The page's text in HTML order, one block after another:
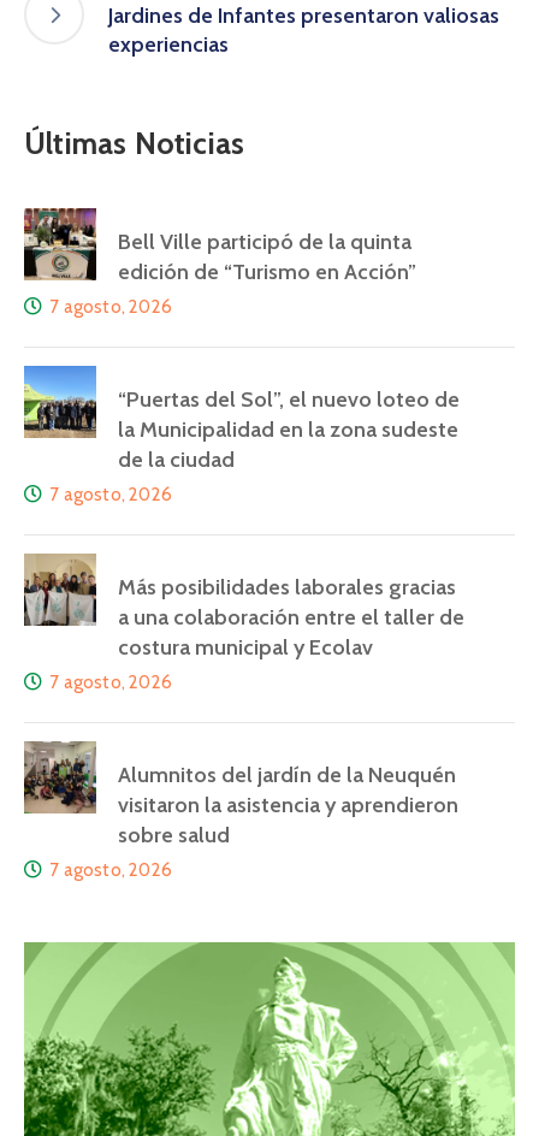
Jardines de Infantes presentaron valiosas
experiencias
Últimas Noticias
Bell Ville participó de la quinta
edición de “Turismo en Acción”
7 agosto, 2026
“Puertas del Sol”, el nuevo loteo de
la Municipalidad en la zona sudeste
de la ciudad
7 agosto, 2026
Más posibilidades laborales gracias
a una colaboración entre el taller de
costura municipal y Ecolav
7 agosto, 2026
Alumnitos del jardín de la Neuquén
visitaron la asistencia y aprendieron
sobre salud
7 agosto, 2026